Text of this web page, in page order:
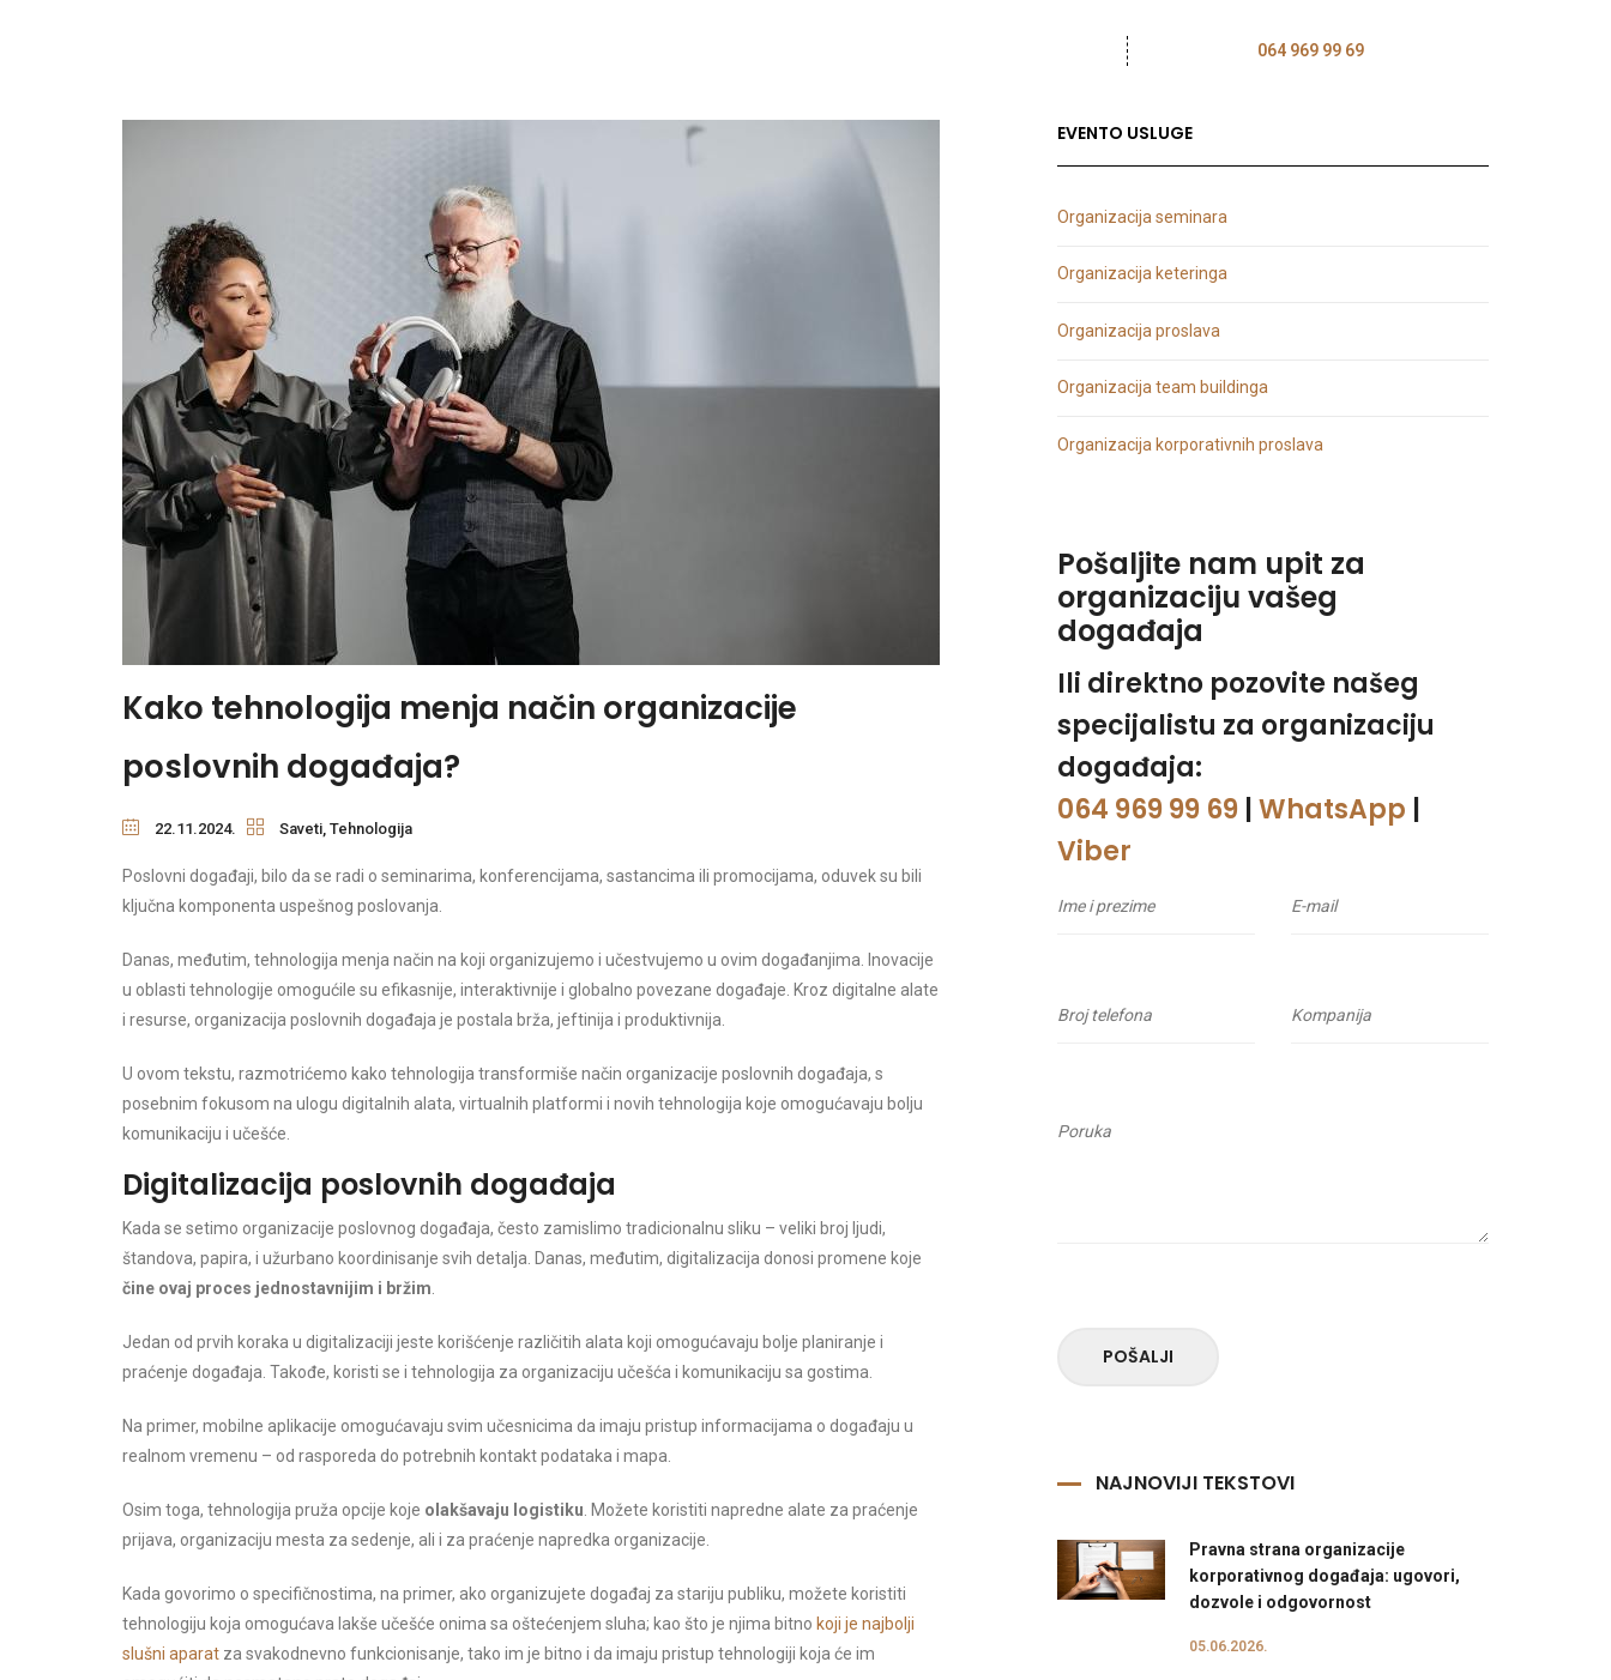
064 969 99 69
Kako tehnologija menja način organizacije
poslovnih događaja?
22.11.2024. Saveti, Tehnologija
Poslovni događaji, bilo da se radi o seminarima, konferencijama, sastancima ili promocijama, oduvek su bili
ključna komponenta uspešnog poslovanja.
Danas, međutim, tehnologija menja način na koji organizujemo i učestvujemo u ovim događanjima. Inovacije
u oblasti tehnologije omogućile su efikasnije, interaktivnije i globalno povezane događaje. Kroz digitalne alate
i resurse, organizacija poslovnih događaja je postala brža, jeftinija i produktivnija.
U ovom tekstu, razmotrićemo kako tehnologija transformiše način organizacije poslovnih događaja, s
posebnim fokusom na ulogu digitalnih alata, virtualnih platformi i novih tehnologija koje omogućavaju bolju
komunikaciju i učešće.
Digitalizacija poslovnih događaja
Kada se setimo organizacije poslovnog događaja, često zamislimo tradicionalnu sliku – veliki broj ljudi,
štandova, papira, i užurbano koordinisanje svih detalja. Danas, međutim, digitalizacija donosi promene koje
čine ovaj proces jednostavnijim i bržim
Jedan od prvih koraka u digitalizaciji jeste korišćenje različitih alata koji omogućavaju bolje planiranje i
praćenje događaja. Takođe, koristi se i tehnologija za organizaciju učešća i komunikaciju sa gostima.
Na primer, mobilne aplikacije omogućavaju svim učesnicima da imaju pristup informacijama o događaju u
realnom vremenu – od rasporeda do potrebnih kontakt podataka i mapa.
Osim toga, tehnologija pruža opcije koje olakšavaju logistiku . Možete koristiti napredne alate za praćenje
prijava, organizaciju mesta za sedenje, ali i za praćenje napredka organizacije.
Kada govorimo o specifičnostima, na primer, ako organizujete događaj za stariju publiku, možete koristiti
tehnologiju koja omogućava lakše učešće onima sa oštećenjem sluha; kao što je njima bitno koji je najbolji
slušni aparat za svakodnevno funkcionisanje, tako im je bitno i da imaju pristup tehnologiji koja će im
EVENTO USLUGE
Organizacija seminara
Organizacija keteringa
Organizacija proslava
Organizacija team buildinga
Organizacija korporativnih proslava
Pošaljite nam upit za
organizaciju vašeg
događaja
Ili direktno pozovite našeg
specijalistu za organizaciju
događaja:
064 969 99 69 |WhatsApp |
Viber
POŠALJI
NAJNOVIJI TEKSTOVI
Pravna strana organizacije
korporativnog događaja: ugovori,
dozvole i odgovornost
05.06.2026.